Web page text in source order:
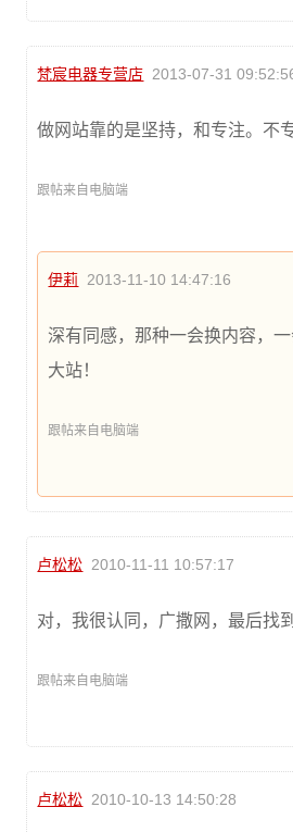
梵宸电器专营店 2013-07-31
做网站靠的是坚持，和专注。不
跟帖来自电脑端
伊莉 2013-11-10 14:47:16
深有同感，那种一会换内容，
大站！
跟帖来自电脑端
卢松松 2010-11-11 10:57:17
对，我很认同，广撒网，最后找
跟帖来自电脑端
卢松松 2010-10-13 14:50:28